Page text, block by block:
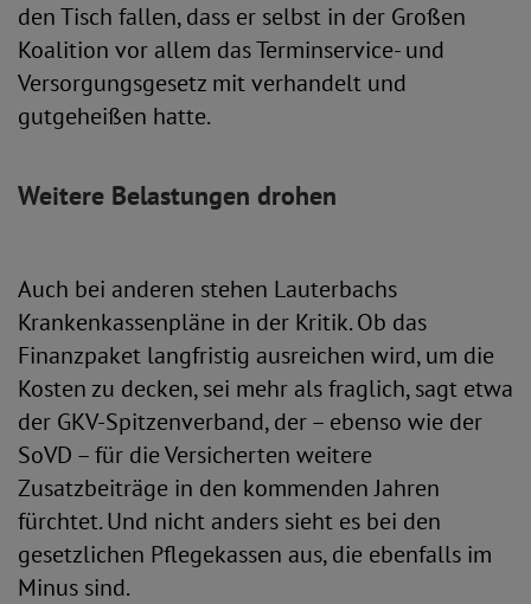
den Tisch fallen, dass er selbst in der Großen
Koalition vor allem das Terminservice- und
Versorgungsgesetz mit verhandelt und
gutgeheißen hatte.
Weitere Belastungen drohen
Auch bei anderen stehen Lauterbachs
Krankenkassenpläne in der Kritik. Ob das
Finanzpaket langfristig ausreichen wird, um die
Kosten zu decken, sei mehr als fraglich, sagt etwa
der GKV-Spitzenverband, der – ebenso wie der
SoVD – für die Versicherten weitere
Zusatzbeiträge in den kommenden Jahren
fürchtet. Und nicht anders sieht es bei den
gesetzlichen Pflegekassen aus, die ebenfalls im
Minus sind.